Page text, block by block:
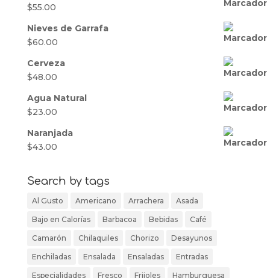
$55.00
Nieves de Garrafa
$60.00
Cerveza
$48.00
Agua Natural
$23.00
Naranjada
$43.00
Search by tags
Al Gusto Americano Arrachera Asada
Bajo en Calorías Barbacoa Bebidas Café
Camarón Chilaquiles Chorizo Desayunos
Enchiladas Ensalada Ensaladas Entradas
Especialidades Fresco Frijoles Hamburguesa